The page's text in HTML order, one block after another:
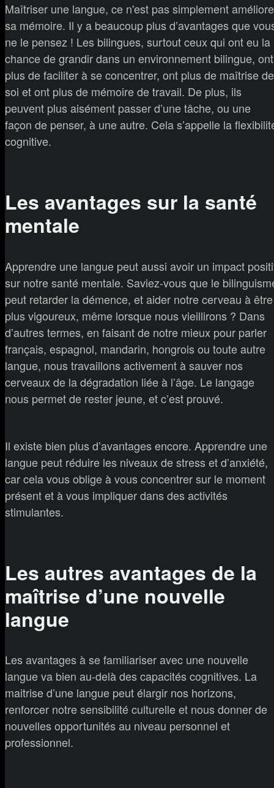
Maîtriser une langue, ce n'est pas simplement
sa mémoire. Il y a beaucoup plus d’avantages que
ne le pensez ! Les bilingues, surtout ceux qui ont eu la
chance de grandir dans un environnement bilingue, ont
plus de faciliter à se concentrer, ont plus de maîtrise de
soi et ont plus de mémoire de travail. De plus, ils
peuvent plus aisément passer d’une tâche, ou une
façon de penser, à une autre. Cela s’appelle la
cognitive.
Les avantages sur la santé
mentale
Apprendre une langue peut aussi avoir un impact
sur notre santé mentale. Saviez-vous que le
peut retarder la démence, et aider notre cerveau à être
plus vigoureux, même lorsque nous vieillirons ? Dans
d’autres termes, en faisant de notre mieux pour parler
français, espagnol, mandarin, hongrois ou toute autre
langue, nous travaillons activement à sauver nos
cerveaux de la dégradation liée à l’âge. Le langage
nous permet de rester jeune, et c’est prouvé.
Il existe bien plus d’avantages encore. Apprendre une
langue peut réduire les niveaux de stress et d’anxiété,
car cela vous oblige à vous concentrer sur le moment
présent et à vous impliquer dans des activités
stimulantes.
Les autres avantages de la
maîtrise d’une nouvelle
langue
Les avantages à se familiariser avec une nouvelle
langue va bien au-delà des capacités cognitives. La
maitrise d’une langue peut élargir nos horizons,
renforcer notre sensibilité culturelle et nous donner de
nouvelles opportunités au niveau personnel et
professionnel.